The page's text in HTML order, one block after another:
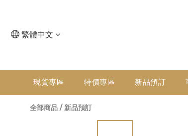
繁體中文
現貨專區 特價專區 新品預訂
全部商品 /新品預訂